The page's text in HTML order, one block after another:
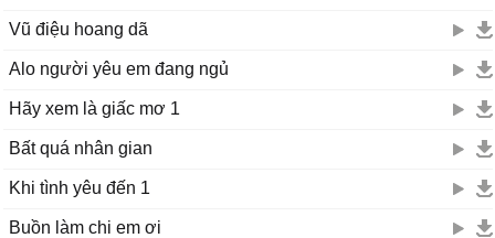
Vũ điệu hoang dã
Alo người yêu em đang ngủ
Hãy xem là giấc mơ 1
Bất quá nhân gian
Khi tình yêu đến 1
Buồn làm chi em ơi